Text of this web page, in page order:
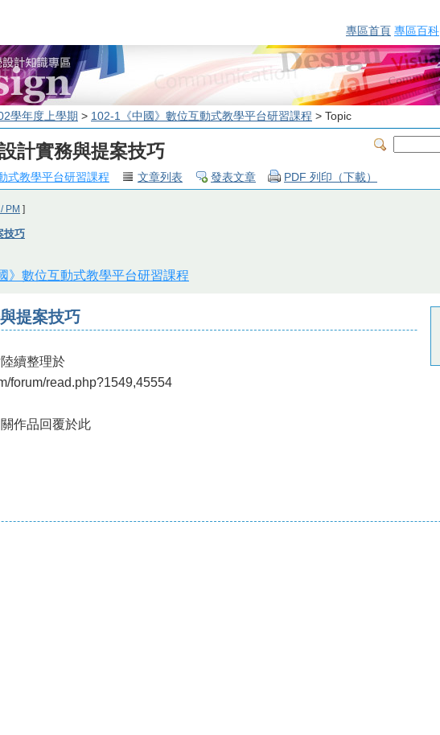
專區首頁 專區百科
學年度上學期 > 102-1《中國》數位互動式教學平台研習課程 > Topic
計實務與提案技巧
式教學平台研習課程 文章列表 發表文章 PDF 列印（下載）
PM ]
技巧
》數位互動式教學平台研習課程
提案技巧
續整理於
forum/read.php?1549,45554
作品回覆於此